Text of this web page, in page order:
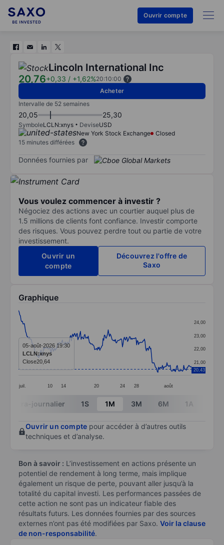
Ouvrir compte
Lincoln International Inc
20,76+0,33 / +1,62%20:10:00
Acheter
Intervalle de 52 semaines
20,05 25,30
SymboleLCLN:xnys DeviseUSD
New York Stock Exchange
Closed
15 minutes différées
Données fournies par
Vous voulez commencer à investir ?
Négociez des actions avec un courtier auquel plus de
1.5 millions de clients font confiance. Investir comporte
des risques. Vous pouvez perdre tout ou partie de votre
investissement.
Ouvrir un
compte
Découvrez l'offre de
Saxo
Graphique
Line chart with 269 data points.
The chart has 1 X axis displaying categories.
The chart has 1 Y axis displaying values. Data
juil. 10 14 20 24 28 août
21,00
22,00
23,00
24,00
20,43
05-août-2026 19:30
LCLN:xnys
Close20,64
End of interactive chart.
Intra-journalier 1S 1M 3M 6M 1A
Ouvrir un compte pour accéder à d’autres outils
techniques et d’analyse.
Bon à savoir : L’investissement en actions présente un
potentiel de rendement à long terme, mais implique
également un risque de perte, pouvant aller jusqu’à la
totalité du capital investi. Les performances passées de
cette action ne sont pas un indicateur fiable des
résultats futurs. Les données fournies par des sources
externes n’ont pas été modifiées par Saxo. Voir la clause
de non-responsabilité.